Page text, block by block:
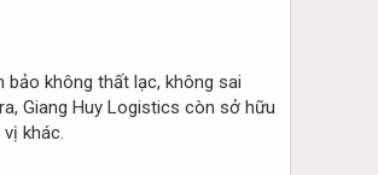
bảo không thất lạc, không sai
Giang Huy Logistics còn sở hữu
khác.